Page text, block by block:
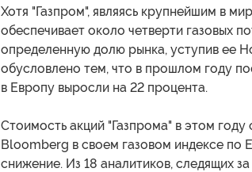
Хотя "Газпром", являясь крупнейшим в
обеспечивает около четверти газовых
определенную долю рынка, уступив ее
обусловлено тем, что в прошлом году
в Европу выросли на 22 процента.
Стоимость акций "Газпрома" в этом году
Bloomberg в своем газовом индексе по
снижение. Из 18 аналитиков, следящих